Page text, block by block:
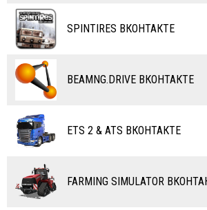
ТАНКИ
ПОЕЗДА
ВОДНЫЙ ТРАНСПОРТ
САМОЛЕТЫ
RC ТРАНСПОРТ
КАРТЫ
КАРТЫ SPINTIRES ВКОНТАКТЕ
BEAMNG.DRIVE ВКОНТАКТЕ
ETS 2 & ATS ВКОНТАКТЕ
FARMING SIMULATOR